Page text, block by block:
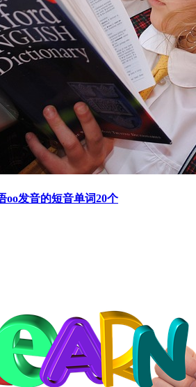
oo发音的短音单词20个